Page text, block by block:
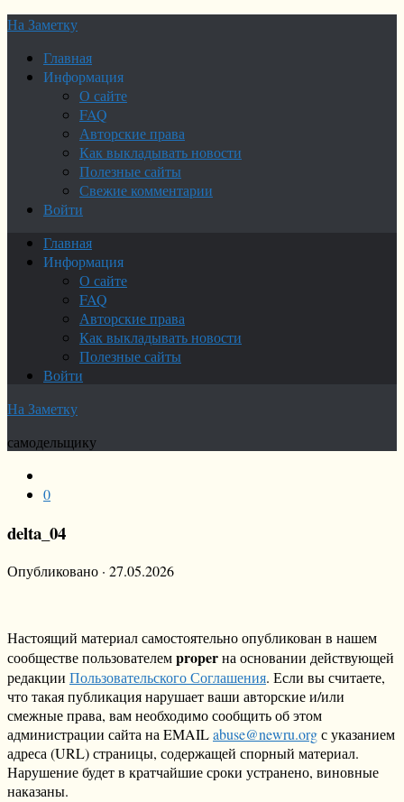
На Заметку
Главная
Информация
О сайте
FAQ
Авторские права
Как выкладывать новости
Полезные сайты
Свежие комментарии
Войти
Главная
Информация
О сайте
FAQ
Авторские права
Как выкладывать новости
Полезные сайты
Войти
На Заметку
самодельщику
0
delta_04
Опубликовано · 27.05.2026
Настоящий материал самостоятельно опубликован в нашем
сообществе пользователемproperна основании действующей
редакции Пользовательского Соглашения. Если вы считаете,
что такая публикация нарушает ваши авторские и/или
смежные права, вам необходимо сообщить об этом
администрации сайта на EMAILabuse@newru.orgс указанием
адреса (URL) страницы, содержащей спорный материал.
Нарушение будет в кратчайшие сроки устранено, виновные
наказаны.